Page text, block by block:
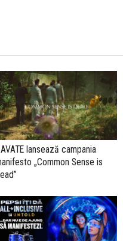
lansează campania
„Common Sense is